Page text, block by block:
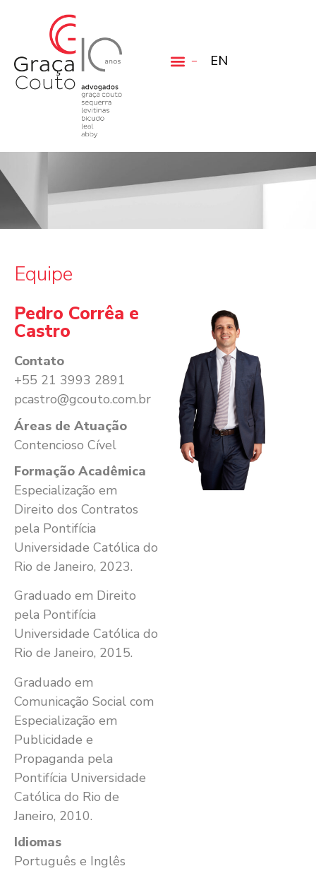
EN
Equipe
Pedro Corrêa e
Castro
Contato
+55 21 3993 2891
pcastro@gcouto.com.br
Áreas de Atuação
Contencioso Cível
Formação Acadêmica
Especialização em
Direito dos Contratos
pela Pontifícia
Universidade Católica do
Rio de Janeiro, 2023.
Graduado em Direito
pela Pontifícia
Universidade Católica do
Rio de Janeiro, 2015.
Graduado em
Comunicação Social com
Especialização em
Publicidade e
Propaganda pela
Pontifícia Universidade
Católica do Rio de
Janeiro, 2010.
Idiomas
Português e Inglês